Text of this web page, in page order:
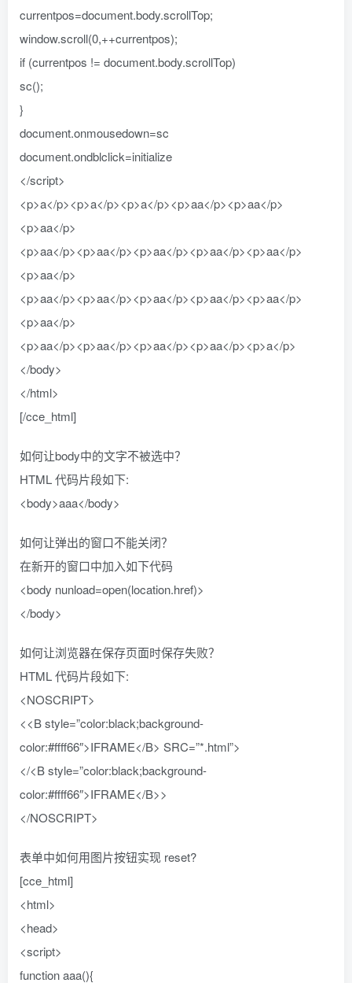
currentpos=document.body.scrollTop;
window.scroll(0,++currentpos);
if (currentpos != document.body.scrollTop)
sc();
}
document.onmousedown=sc
document.ondblclick=initialize
</script>
<p>a</p><p>a</p><p>a</p><p>aa</p><p>aa</p>
<p>aa</p>
<p>aa</p><p>aa</p><p>aa</p><p>aa</p><p>aa</p>
<p>aa</p>
<p>aa</p><p>aa</p><p>aa</p><p>aa</p><p>aa</p>
<p>aa</p>
<p>aa</p><p>aa</p><p>aa</p><p>aa</p><p>a</p>
</body>
</html>
[/cce_html]
如何让body中的文字不被选中？
HTML 代码片段如下:
<body>aaa</body>
如何让弹出的窗口不能关闭？
在新开的窗口中加入如下代码
<body nunload=open(location.href)>
</body>
如何让浏览器在保存页面时保存失败？
HTML 代码片段如下:
<NOSCRIPT>
<<B style=”color:black;background-
color:#ffff66″>IFRAME</B> SRC=”*.html”>
</<B style=”color:black;background-
color:#ffff66″>IFRAME</B>>
</NOSCRIPT>
表单中如何用图片按钮实现 reset?
[cce_html]
<html>
<head>
<script>
function aaa(){